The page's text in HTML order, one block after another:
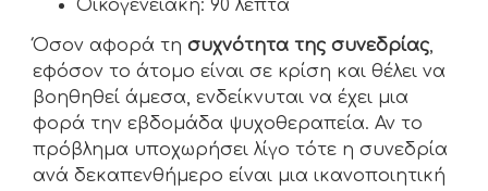
Οικογενειακή: 90 λεπτά
Όσον αφορά τη συχνότητα της συνεδρίας,
εφόσον το άτομο είναι σε κρίση και θέλει να
βοηθηθεί άμεσα, ενδείκνυται να έχει μια
φορά την εβδομάδα ψυχοθεραπεία. Αν το
πρόβλημα υποχωρήσει λίγο τότε η συνεδρία
ανά δεκαπενθήμερο είναι μια ικανοποιητική